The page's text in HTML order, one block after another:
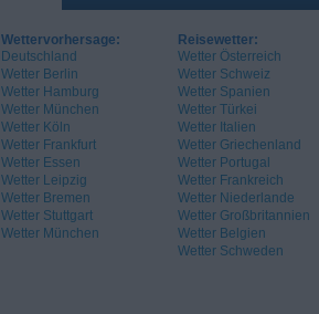
Wettervorhersage:
Deutschland
Wetter Berlin
Wetter Hamburg
Wetter München
Wetter Köln
Wetter Frankfurt
Wetter Essen
Wetter Leipzig
Wetter Bremen
Wetter Stuttgart
Wetter München
Reisewetter:
Wetter Österreich
Wetter Schweiz
Wetter Spanien
Wetter Türkei
Wetter Italien
Wetter Griechenland
Wetter Portugal
Wetter Frankreich
Wetter Niederlande
Wetter Großbritannien
Wetter Belgien
Wetter Schweden